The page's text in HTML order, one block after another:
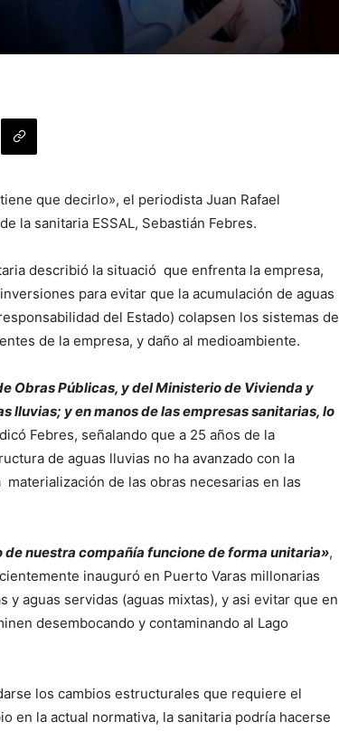
que decirlo», el periodista Juan Rafael
la sanitaria ESSAL, Sebastián Febres.
describió la situació que enfrenta la empresa,
para evitar que la acumulación de aguas
del Estado) colapsen los sistemas de
de la empresa, y daño al medioambiente.
Obras Públicas, y del Ministerio de Vivienda y
lluvias; y en manos de las empresas sanitarias, lo
Febres, señalando que a 25 años de la
de aguas lluvias no ha avanzado con la
de las obras necesarias en las
nuestra compañía funcione de forma unitaria»,
inauguró en Puerto Varas millonarias
y aguas servidas (aguas mixtas), y asi evitar que en
desembocando y contaminando al Lago
los cambios estructurales que requiere el
en la actual normativa, la sanitaria podría hacerse